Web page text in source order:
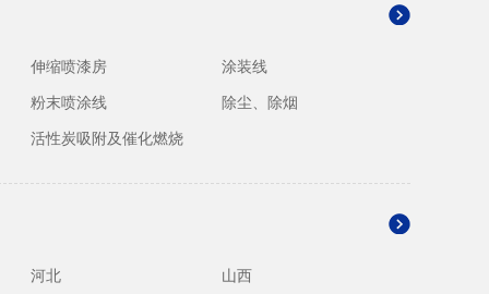
伸缩喷漆房
涂装线
粉末喷涂线
除尘、除烟
活性炭吸附及催化燃烧
河北
山西